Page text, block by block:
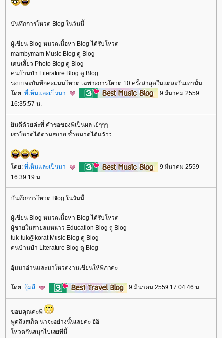
บันทึกการโหวต Blog ในวันนี้
ผู้เขียน Blog หมวดเนื้อหา Blog ได้รับโหวต
mambymam Music Blog ดู Blog
เศษเสี้ยว Photo Blog ดู Blog
คนบ้านป่า Literature Blog ดู Blog
ระบบจะบันทึกคะแนนโหวต เฉพาะการโหวต 10 ครั้งล่าสุดในแต่ละวันเท่านั้น
ดย: ที่เห็นและเป็นมา
9 มีนาคม 2559
16:35:57 น.
ินดีด้วยค่ะพี่ คำขอของพี่เป็นผล เย้ๆๆๆ
เราโหวตได้ตามสบาย ซ้ำหมวดได้แว้วว
ดย: ที่เห็นและเป็นมา
9 มีนาคม 2559
16:39:19 น.
บันทึกการโหวต Blog ในวันนี้
ผู้เขียน Blog หมวดเนื้อหา Blog ได้รับโหวต
ผู้ชายในสายลมหนาว Education Blog ดู Blog
tuk-tuk@korat Music Blog ดู Blog
คนบ้านป่า Literature Blog ดู Blog
อุ้มมาอ่านและมาโหวตงานเขียนให้พี่ภาค่ะ
ดย: อุ้มสี 9 มีนาคม 2559 17:04:46 น.
ขอบคุณค่ะพี่
พูดถึงสเก็ต น่าจะอย่างนั้นเลยค่ะ อิอิ
หวตกันสนุกไปเลยทีนี้